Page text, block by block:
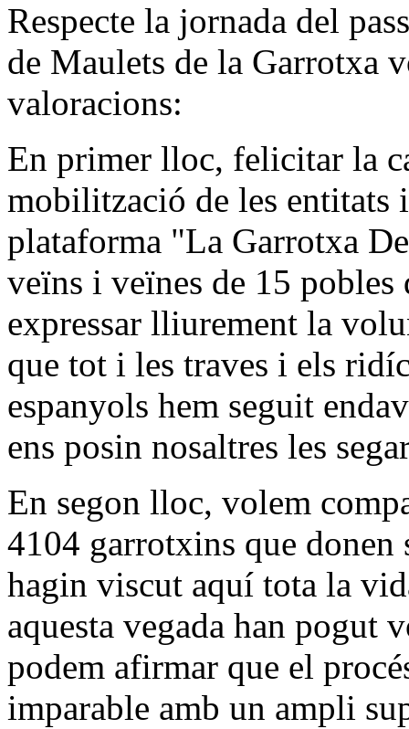
Respecte la jornada del
de Maulets de la Garrotxa
valoracions:
En primer lloc, felicitar la
mobilització de les entitats
plataforma "La Garrotxa
veïns i veïnes de 15
expressar lliurement la
que tot i les traves i els
espanyols hem seguit
ens posin nosaltres les
En segon lloc, volem
4104 garrotxins que donen
hagin viscut aquí tota la
aquesta vegada han pogut
podem afirmar que el
imparable amb un ampli